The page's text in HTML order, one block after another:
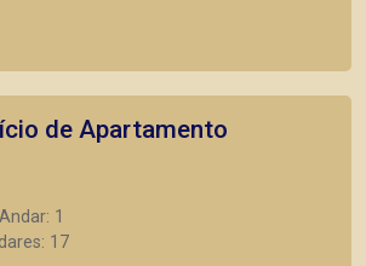
de Apartamento
1
17